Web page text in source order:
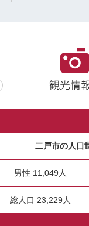
二戸市の人口
男性 11,049人
総人口 23,229人